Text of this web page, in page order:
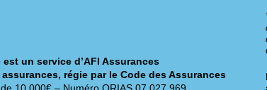
est un service d’AFI Assurances
régie par le Code des Assurances